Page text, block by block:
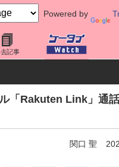
Powered by
記事
キャリア 楽天 通信障害
「Rakuten Link」通話
関口 聖